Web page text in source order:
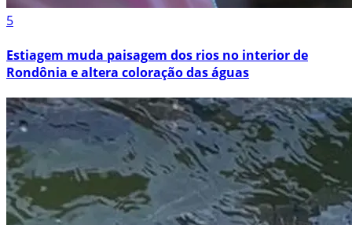
5
Estiagem muda paisagem dos rios no interior de
Rondônia e altera coloração das águas